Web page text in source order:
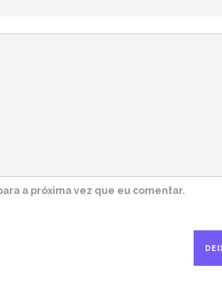
a próxima vez que eu comentar.